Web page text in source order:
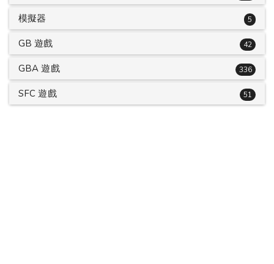
模擬器 5
GB 遊戲 42
GBA 遊戲 336
SFC 遊戲 51